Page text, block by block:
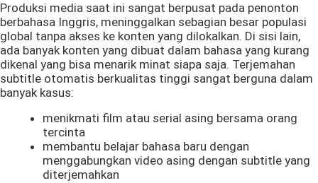
Produksi media saat ini sangat berpusat pada penonton
berbahasa Inggris, meninggalkan sebagian besar populasi
global tanpa akses ke konten yang dilokalkan. Di sisi lain,
ada banyak konten yang dibuat dalam bahasa yang kurang
dikenal yang bisa menarik minat siapa saja. Terjemahan
subtitle otomatis berkualitas tinggi sangat berguna dalam
banyak kasus:
menikmati film atau serial asing bersama orang
tercinta
membantu belajar bahasa baru dengan
menggabungkan video asing dengan subtitle yang
diterjemahkan